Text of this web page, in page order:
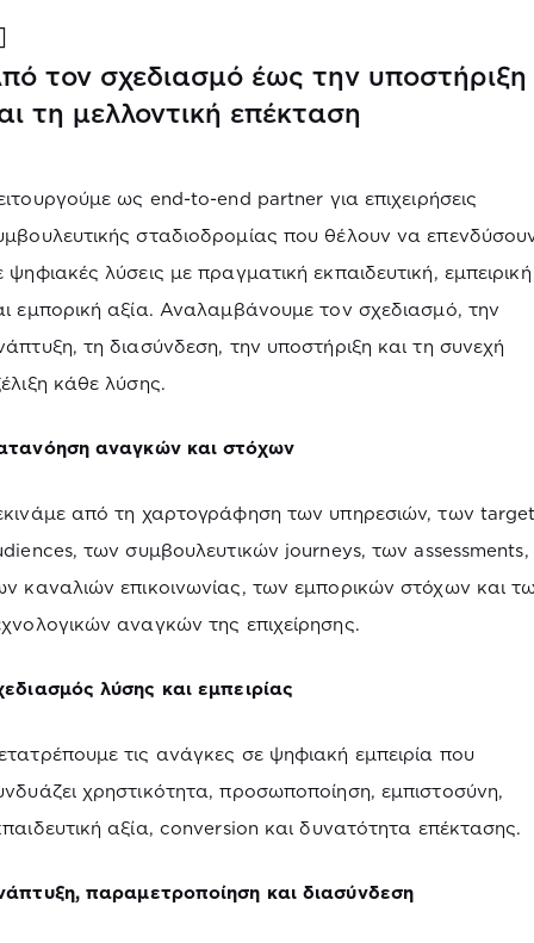
τον σχεδιασμό έως την υποστήριξη
τη μελλοντική επέκταση
ως end-to-end partner για επιχειρήσεις
σταδιοδρομίας που θέλουν να
ψηφιακές λύσεις με πραγματική εκπαιδευτική, εμπειρική
εμπορική αξία. Αναλαμβάνουμε τον σχεδιασμό, την
τη διασύνδεση, την υποστήριξη και τη συνεχή
κάθε λύσης.
αναγκών και στόχων
από τη χαρτογράφηση των υπηρεσιών, των
των συμβουλευτικών journeys, των assessments,
καναλιών επικοινωνίας, των εμπορικών στόχων και
αναγκών της επιχείρησης.
λύσης και εμπειρίας
τις ανάγκες σε ψηφιακή εμπειρία που
χρηστικότητα, προσωποποίηση, εμπιστοσύνη,
αξία, conversion και δυνατότητα επέκτασης.
παραμετροποίηση και διασύνδεση